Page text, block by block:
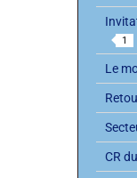
1
Le
CR